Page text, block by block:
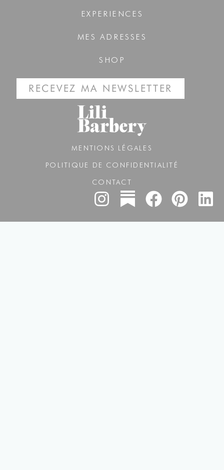
EXPERIENCES
MES ADRESSES
SHOP
RECEVEZ MA NEWSLETTER
MENTIONS LÉGALES
POLITIQUE DE CONFIDENTIALITÉ
CONTACT